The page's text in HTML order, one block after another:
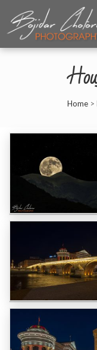
Home>